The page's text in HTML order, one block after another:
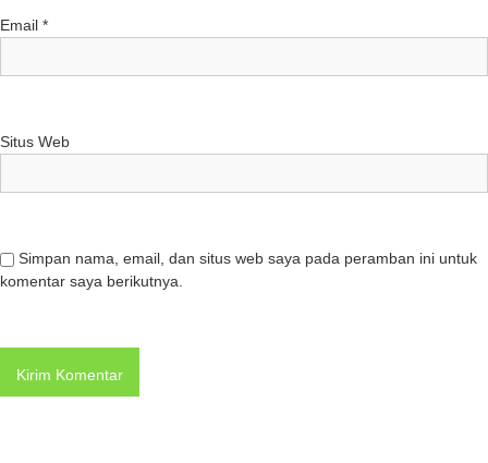
Email *
Situs Web
Simpan nama, email, dan situs web saya pada peramban ini untuk
komentar saya berikutnya.